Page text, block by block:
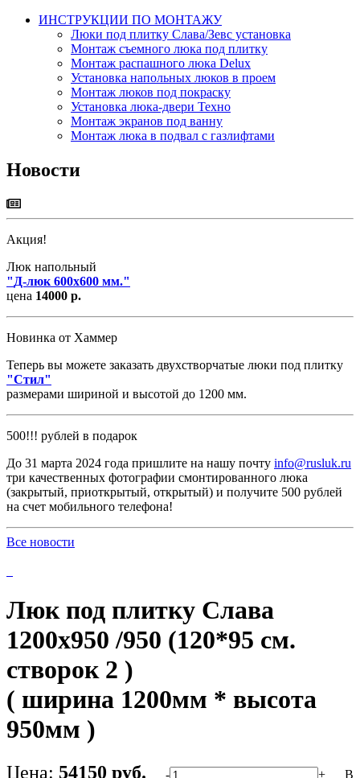
ИНСТРУКЦИИ ПО МОНТАЖУ
Люки под плитку Слава/Зевс установка
Монтаж съемного люка под плитку
Монтаж распашного люка Delux
Установка напольных люков в проем
Монтаж люков под покраску
Установка люка-двери Техно
Монтаж экранов под ванну
Монтаж люка в подвал с газлифтами
Новости
Акция!
Люк напольный
" Д-люк 600х600 мм."
цена 14000 р.
Новинка от Хаммер
Теперь вы можете заказать двухстворчатые люки под плитку
"Стил"
размерами шириной и высотой до 1200 мм.
500!!! рублей в подарок
До 31 марта 2024 года пришлите на нашу почту info@rusluk.ru
три качественных фотографии смонтированного люка
(закрытый, приоткрытый, открытый) и получите 500 рублей
на счет мобильного телефона!
Все новости
Люк под плитку Слава
1200х950 /950 (120*95 см.
створок 2 )
( ширина 1200мм * высота
950мм )
Цена: 54150 руб. - + В